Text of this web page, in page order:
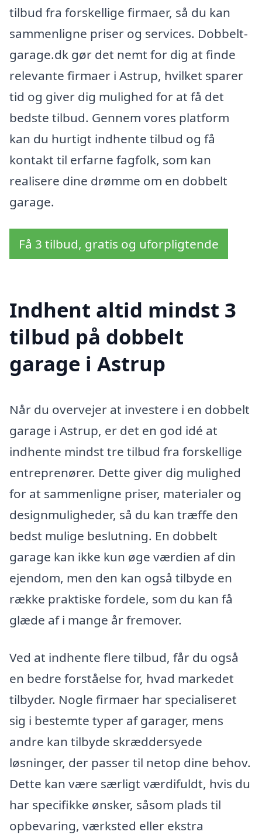
tilbud fra forskellige firmaer, så du kan
sammenligne priser og services. Dobbelt-
garage.dk gør det nemt for dig at finde
relevante firmaer i Astrup, hvilket sparer
tid og giver dig mulighed for at få det
bedste tilbud. Gennem vores platform
kan du hurtigt indhente tilbud og få
kontakt til erfarne fagfolk, som kan
realisere dine drømme om en dobbelt
garage.
Få 3 tilbud, gratis og uforpligtende
Indhent altid mindst 3
tilbud på dobbelt
garage i Astrup
Når du overvejer at investere i en dobbelt
garage i Astrup, er det en god idé at
indhente mindst tre tilbud fra forskellige
entreprenører. Dette giver dig mulighed
for at sammenligne priser, materialer og
designmuligheder, så du kan træffe den
bedst mulige beslutning. En dobbelt
garage kan ikke kun øge værdien af din
ejendom, men den kan også tilbyde en
række praktiske fordele, som du kan få
glæde af i mange år fremover.
Ved at indhente flere tilbud, får du også
en bedre forståelse for, hvad markedet
tilbyder. Nogle firmaer har specialiseret
sig i bestemte typer af garager, mens
andre kan tilbyde skræddersyede
løsninger, der passer til netop dine behov.
Dette kan være særligt værdifuldt, hvis du
har specifikke ønsker, såsom plads til
opbevaring, værksted eller ekstra